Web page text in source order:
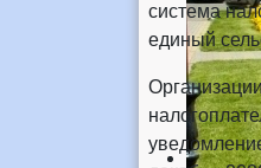
система
единый